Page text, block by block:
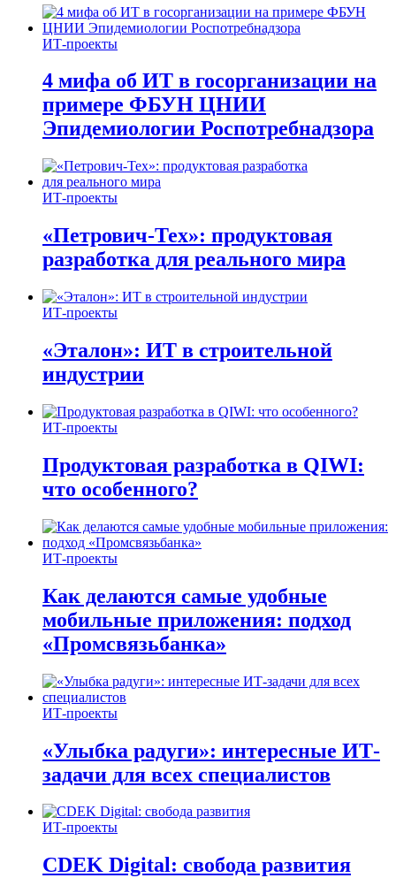
ИТ-проекты
4 мифа об ИТ в госорганизации на
примере ФБУН ЦНИИ
Эпидемиологии Роспотребнадзора
ИТ-проекты
«Петрович-Тех»: продуктовая
разработка для реального мира
ИТ-проекты
«Эталон»: ИТ в строительной
индустрии
ИТ-проекты
Продуктовая разработка в QIWI:
что особенного?
ИТ-проекты
Как делаются самые удобные
мобильные приложения: подход
«Промсвязьбанка»
ИТ-проекты
«Улыбка радуги»: интересные ИТ-
задачи для всех специалистов
ИТ-проекты
CDEK Digital: свобода развития